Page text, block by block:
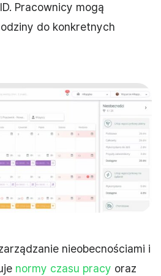
Pracownicy mogą
do konkretnych
nieobecnościami i
normy czasu pracy oraz